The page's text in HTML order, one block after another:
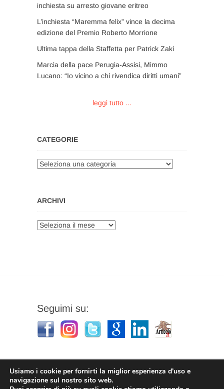
inchiesta su arresto giovane eritreo
L’inchiesta “Maremma felix” vince la decima
edizione del Premio Roberto Morrione
Ultima tappa della Staffetta per Patrick Zaki
Marcia della pace Perugia-Assisi, Mimmo
Lucano: “Io vicino a chi rivendica diritti umani”
leggi tutto ...
CATEGORIE
Categorie
ARCHIVI
Archivi
Seguimi su:
Usiamo i cookie per fornirti la miglior esperienza d'uso e
navigazione sul nostro sito web.